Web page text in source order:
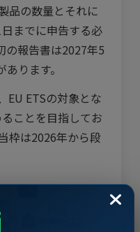
品の数量とそれに
までに申告する必
の報告書は2027年5
ります。
EU ETSの対象とな
ことを目指してお
枠は2026年から段